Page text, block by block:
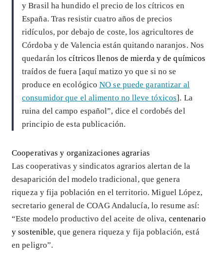
y Brasil ha hundido el precio de los cítricos en
España. Tras resistir cuatro años de precios
ridículos, por debajo de coste, los agricultores de
Córdoba y de Valencia están quitando naranjos. Nos
quedarán loscítricos llenos de mierda y de químicos
traídos de fuera [aquí matizo yo que si no se
produce en ecológicoNO se puede garantizar al
consumidor que el alimento no lleve tóxicos]. La
ruina del campo español”, dice el cordobés del
principio de esta publicación.
Cooperativas y organizaciones agrarias
Las cooperativas y sindicatos agrarios alertan de la
desaparición del modelo tradicional, que genera
riqueza y fija población en el territorio. Miguel López,
secretario general de COAG Andalucía, lo resume así:
“Este modelo productivo del aceite de oliva, centenario
y sostenible, que genera riqueza y fija población, está
en peligro”.